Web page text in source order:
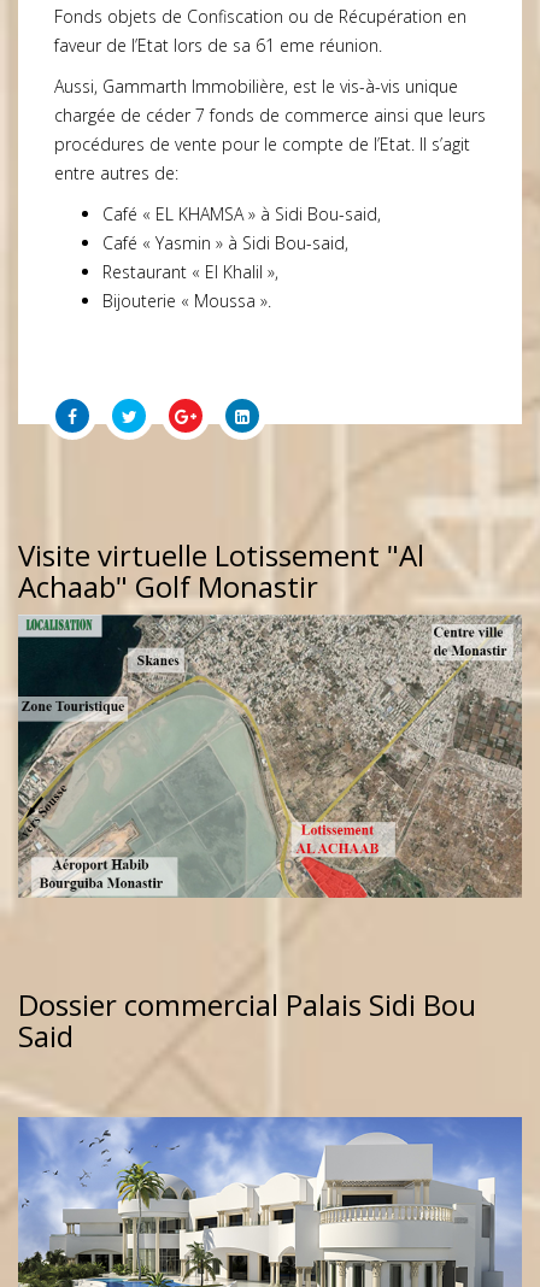
Fonds objets de Confiscation ou de Récupération en
faveur de l’Etat lors de sa 61 eme réunion.
Aussi, Gammarth Immobilière, est le vis-à-vis unique
chargée de céder 7 fonds de commerce ainsi que leurs
procédures de vente pour le compte de l’Etat. Il s’agit
entre autres de:
Café « EL KHAMSA » à Sidi Bou-said,
Café « Yasmin » à Sidi Bou-said,
Restaurant « El Khalil »,
Bijouterie « Moussa ».
Visite virtuelle Lotissement "Al
Achaab" Golf Monastir
Dossier commercial Palais Sidi Bou
Said